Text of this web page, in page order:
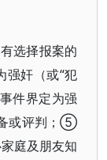
选择报案的
奸（或“犯
件界定为强
或评判；⑤
庭及朋友知